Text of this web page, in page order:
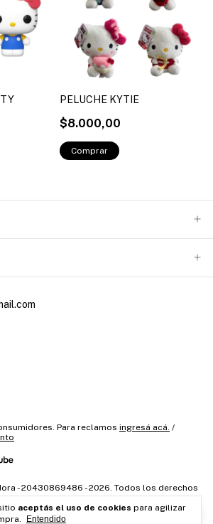
aceptás el uso de cookies para agilizar
Entendido
PELUCHE KYTIE
$8.000,00
Para reclamos ingresá acá. /
- 20430869486 - 2026. Todos los derechos